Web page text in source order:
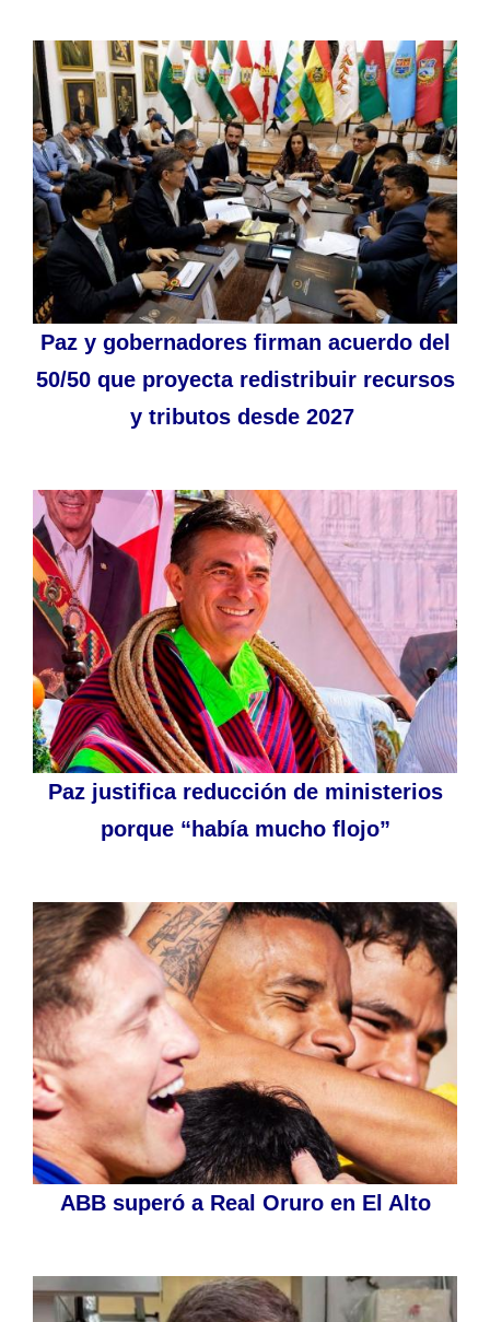
Paz y gobernadores firman acuerdo del
50/50 que proyecta redistribuir recursos
y tributos desde 2027
Paz justifica reducción de ministerios
porque “había mucho flojo”
ABB superó a Real Oruro en El Alto